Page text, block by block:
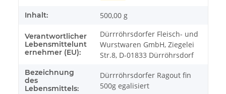
Inhalt: 500,00 g
Verantwortlicher
Lebensmittelunt
ernehmer (EU):
Dürrröhrsdorfer Fleisch- und
Wurstwaren GmbH, Ziegelei
Str.8, D-01833 Dürröhrsdorf
Bezeichnung
des
Lebensmittels:
Dürrröhrsdorfer Ragout fin
500g egalisiert